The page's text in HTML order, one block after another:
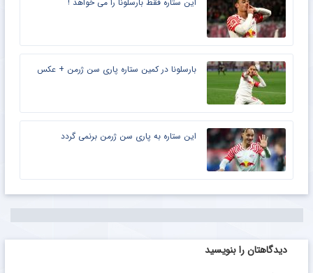
اصرار بایرن مونیخ برای جذب ژاوی
این ستاره فقط بارسلونا را می خواهد !
بارسلونا در کمین ستاره پاری سن ژرمن + عکس